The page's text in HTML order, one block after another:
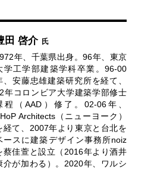
田 啓介 氏
年、千葉県出身。96年、東京
学工学部建築学科卒業。96-00
、安藤忠雄建築研究所を経て、
年コロンビア大学建築学部修士
程（AAD）修了。02-06年、
Architects（ニューヨーク）
経て、2007年より東京と台北を
ースに建築デザイン事務所noiz
蔡佳萱と設立（2016年より酒井
介が加わる）。2020年、ワルシ